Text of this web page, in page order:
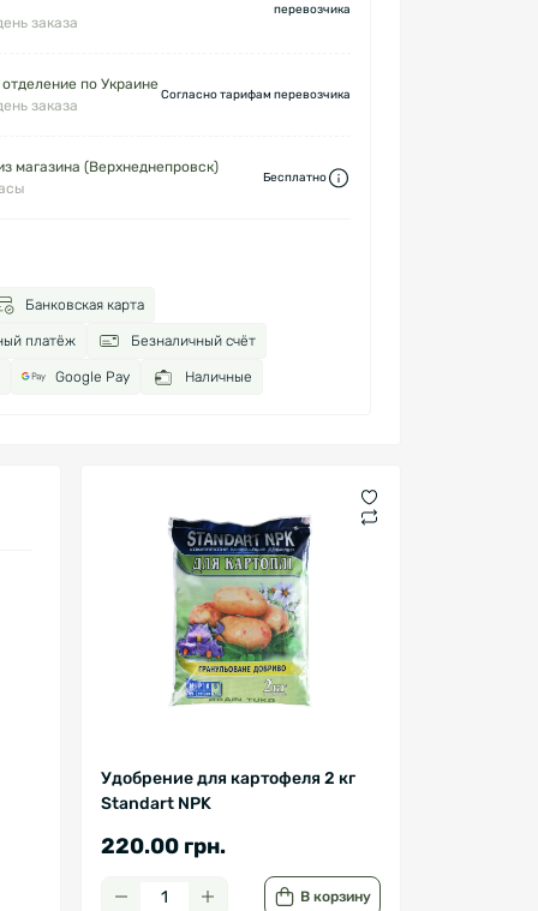
заказа
перевозчика
по Украине
заказа
Согласно тарифам перевозчика
магазина (Верхнеднепровск)
Бесплатно
Банковская карта
платёж Безналичный счёт
Google Pay Наличные
Удобрение для картофеля 2 кг
Standart NPK
220.00 грн.
В корзину